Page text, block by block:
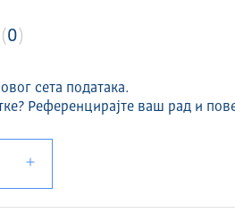
0
сета података.
Референцирајте ваш рад и